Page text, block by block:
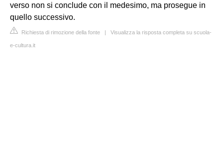
verso non si conclude con il medesimo, ma prosegue in
quello successivo.
Richiesta di rimozione della fonte | Visualizza la risposta completa su scuola-
e-cultura.it